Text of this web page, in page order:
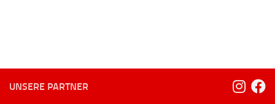
UNSERE PARTNER